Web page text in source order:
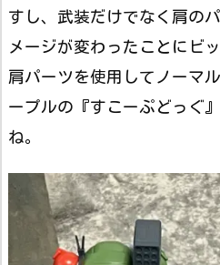
すし、武装だけでなく肩の
メージが変わったことにビ
肩パーツを使用してノーマ
ープルの『すこーぷどっぐ
ね。